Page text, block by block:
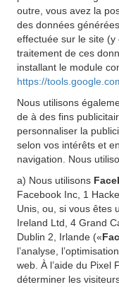
outre, vous avez la
des données
effectuée sur le site
traitement de ces
installant le module
https://
Nous utilisons
de à des fins
personnaliser la
selon vos intérêts et
navigation. Nous
a) Nous utilisons
Facebook Inc, 1
Unis, ou, si vous êtes
Ireland Ltd, 4 Grand
Dublin 2, Irlande («
l’analyse,
web. À l’aide du Pixel
déterminer les